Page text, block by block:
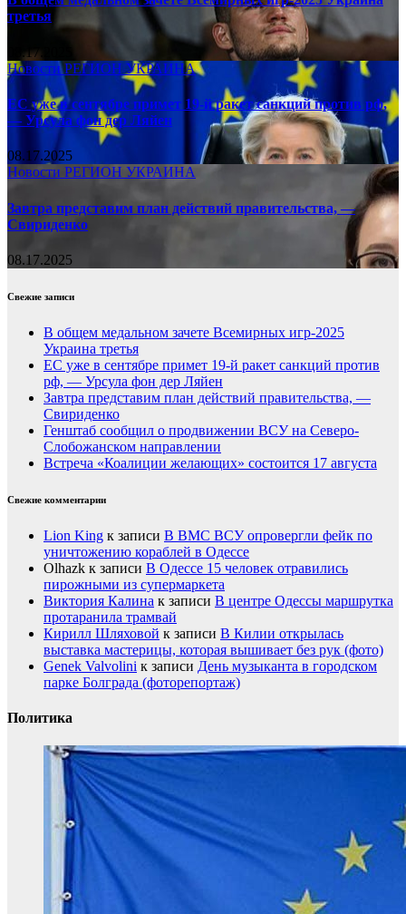
третья
08.17.2025
НовостиРЕГИОНУКРАИНА
ЕС уже в сентябре примет 19-й ракет санкций против рф,
— Урсула фон дер Ляйен
08.17.2025
Новости РЕГИОН УКРАИНА
Завтра представим план действий правительства, —
Свириденко
08.17.2025
Свежие записи
В общем медальном зачете Всемирных игр-2025
Украина третья
ЕС уже в сентябре примет 19-й ракет санкций против
рф, — Урсула фон дер Ляйен
Завтра представим план действий правительства, —
Свириденко
Генштаб сообщил о продвижении ВСУ на Северо-
Слобожанском направлении
Встреча «Коалиции желающих» состоится 17 августа
Свежие комментарии
Lion King к записи В ВМС ВСУ опровергли фейк по
уничтожению кораблей в Одессе
Olhazk к записи В Одессе 15 человек отравились
пирожными из супермаркета
Виктория Калина к записи В центре Одессы маршрутка
протаранила трамвай
Кирилл Шляховой к записи В Килии открылась
выставка мастерицы, которая вышивает без рук (фото)
Genek Valvolini к записи День музыканта в городском
парке Болграда (фоторепортаж)
Политика